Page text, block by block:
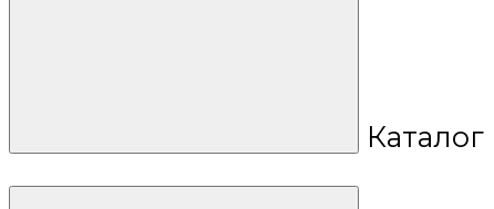
Каталог